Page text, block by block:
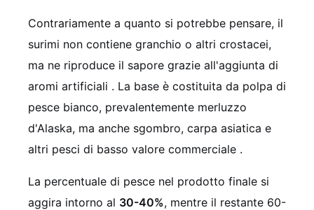
Contrariamente a quanto si potrebbe pensare, il
surimi non contiene granchio o altri crostacei,
ma ne riproduce il sapore grazie all'aggiunta di
aromi artificiali . La base è costituita da polpa di
pesce bianco, prevalentemente merluzzo
d'Alaska, ma anche sgombro, carpa asiatica e
altri pesci di basso valore commerciale .
La percentuale di pesce nel prodotto finale si
aggira intorno al 30-40%, mentre il restante 60-